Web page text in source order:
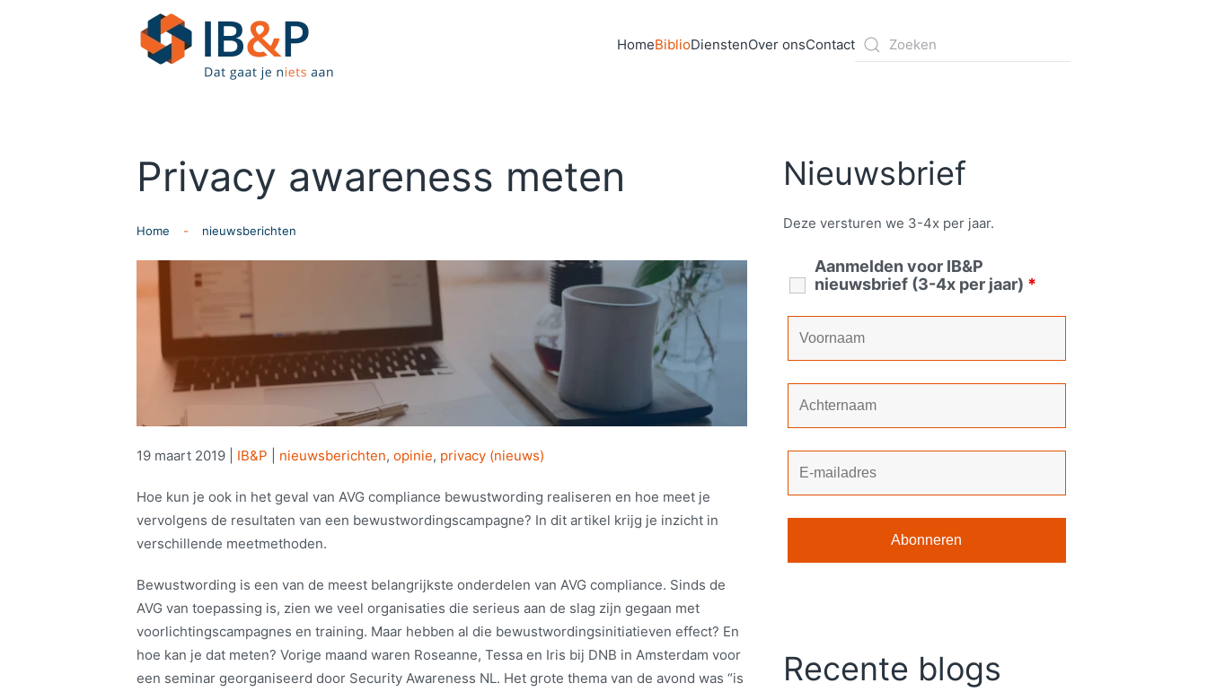
Skip to main content HomeBiblioDienstenOver onsContact
Privacy awareness meten
Home nieuwsberichten
19 maart 2019 IB&P nieuwsberichten, opinie, privacy (nieuws)
Hoe kun je ook in het geval van AVG compliance bewustwording realiseren en hoe meet je
vervolgens de resultaten van een bewustwordingscampagne? In dit artikel krijg je inzicht in
verschillende meetmethoden.
Bewustwording is een van de meest belangrijkste onderdelen van AVG compliance. Sinds de
AVG van toepassing is, zien we veel organisaties die serieus aan de slag zijn gegaan met
voorlichtingscampagnes en training. Maar hebben al die bewustwordingsinitiatieven effect? En
hoe kan je dat meten? Vorige maand waren Roseanne, Tessa en Iris bij DNB in Amsterdam voor
een seminar georganiseerd door Security Awareness NL. Het grote thema van de avond was “is
Nieuwsbrief
Deze versturen we 3-4x per jaar.
Aanmelden voor IB&P
nieuwsbrief (3-4x per jaar) *
Recente blogs